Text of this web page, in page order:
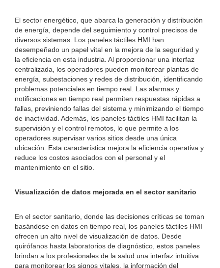
El sector energético, que abarca la generación y distribución
de energía, depende del seguimiento y control precisos de
diversos sistemas. Los paneles táctiles HMI han
desempeñado un papel vital en la mejora de la seguridad y
la eficiencia en esta industria. Al proporcionar una interfaz
centralizada, los operadores pueden monitorear plantas de
energía, subestaciones y redes de distribución, identificando
problemas potenciales en tiempo real. Las alarmas y
notificaciones en tiempo real permiten respuestas rápidas a
fallas, previniendo fallas del sistema y minimizando el tiempo
de inactividad. Además, los paneles táctiles HMI facilitan la
supervisión y el control remotos, lo que permite a los
operadores supervisar varios sitios desde una única
ubicación. Esta característica mejora la eficiencia operativa y
reduce los costos asociados con el personal y el
mantenimiento en el sitio.
Visualización de datos mejorada en el sector sanitario
En el sector sanitario, donde las decisiones críticas se toman
basándose en datos en tiempo real, los paneles táctiles HMI
ofrecen un alto nivel de visualización de datos. Desde
quirófanos hasta laboratorios de diagnóstico, estos paneles
brindan a los profesionales de la salud una interfaz intuitiva
para monitorear los signos vitales, la información del